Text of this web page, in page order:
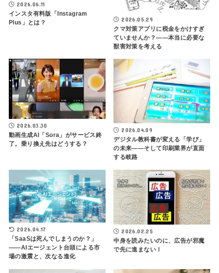
2026.06.11
インスタ有料版「Instagram
Plus」とは？
2026.05.29
クマ対策アプリに税金をかけすぎ
ていませんか？――本当に必要な
獣害対策を考える
2026.03.30
動画生成AI「Sora」がサービス終
了。乗り換え先はどうする？
2026.04.09
デジタル教科書が変える「学び」
の未来——そして印刷業界が直面
する岐路
2026.04.17
「SaaSは死んでしまうのか？」
——AIエージェント台頭による市
場の激震と、次なる進化
2026.02.25
中身を読みたいのに、広告が邪魔
で先に進まない！